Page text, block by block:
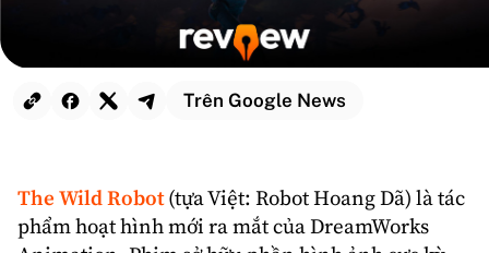
Trên Google News
The Wild Robot(tựa Việt: Robot Hoang Dã) là tác
phẩmhoạt hìnhmới ra mắt củaDreamWorks